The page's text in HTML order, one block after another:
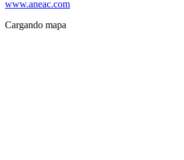
www.aneac.com​
Cargando mapa